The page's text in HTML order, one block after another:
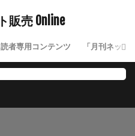
読者専用コンテンツ 「月刊ネット